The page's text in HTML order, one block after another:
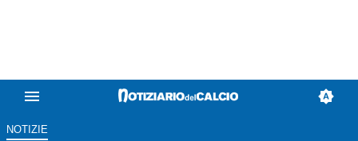
NOTIZIE